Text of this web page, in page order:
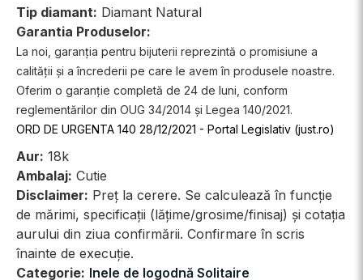
Tip diamant: Diamant Natural
Garantia Produselor:
La noi, garanția pentru bijuterii reprezintă o promisiune a
calității și a încrederii pe care le avem în produsele noastre.
Oferim o garanție completă de 24 de luni, conform
reglementărilor din OUG 34/2014 și Legea 140/2021.
ORD DE URGENTA 140 28/12/2021 - Portal Legislativ (just.ro)
Aur: 18k
Ambalaj: Cutie
Disclaimer: Preț la cerere. Se calculează în funcție
de mărimi, specificații (lățime/grosime/finisaj) și cotația
aurului din ziua confirmării. Confirmare în scris
înainte de execuție.
Categorie: Inele de logodnă Solitaire